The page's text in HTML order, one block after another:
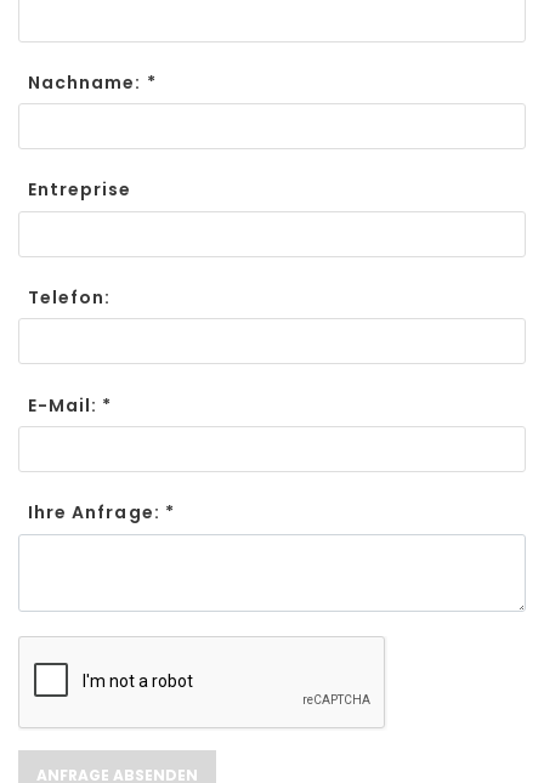
Nachname: *
Entreprise
Telefon:
E-Mail: *
Ihre Anfrage: *